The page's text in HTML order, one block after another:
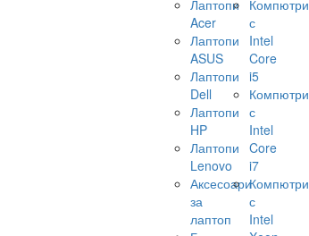
Лаптопи
Acer
Лаптопи
ASUS
Лаптопи
Dell
Лаптопи
HP
Лаптопи
Lenovo
Аксесоари
за
лаптоп
Компютри
с
Intel
Core
i5
Компютри
с
Intel
Core
i7
Компютри
с
Intel